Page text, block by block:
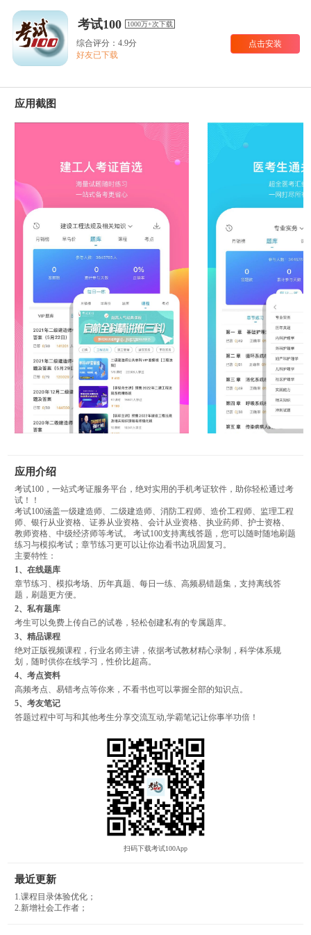
考试100 1000万+次下载
综合评分：4.9分
好友已下载
点击安装
应用截图
应用介绍
考试100，一站式考证服务平台，绝对实用的手机考证软件，助你轻松通过考
试！！
考试100涵盖一级建造师、二级建造师、消防工程师、造价工程师、监理工程
师、银行从业资格、证券从业资格、会计从业资格、执业药师、护士资格、
教师资格、中级经济师等考试。 考试100支持离线答题，您可以随时随地刷题
练习与模拟考试；章节练习更可以让你边看书边巩固复习。
主要特性：
1、在线题库
章节练习、模拟考场、历年真题、每日一练、高频易错题集，支持离线答
题，刷题更方便。
2、私有题库
考生可以免费上传自己的试卷，轻松创建私有的专属题库。
3、精品课程
绝对正版视频课程，行业名师主讲，依据考试教材精心录制，科学体系规
划，随时供你在线学习，性价比超高。
4、考点资料
高频考点、易错考点等你来，不看书也可以掌握全部的知识点。
5、考友笔记
答题过程中可与和其他考生分享交流互动,学霸笔记让你事半功倍！
扫码下载考试100App
最近更新
1.课程目录体验优化；
2.新增社会工作者；